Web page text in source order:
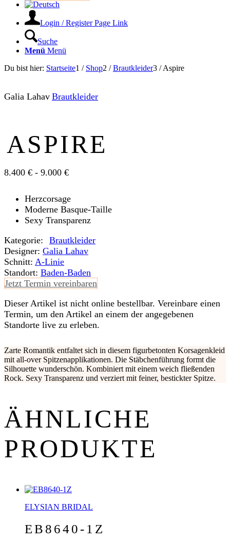
Login / Register Page Link
Suche
Menü Menü
Du bist hier: Startseite1 / Shop2 / Braut­kleider3 / Aspire
Galia Lahav Braut­kleider
ASPIRE
8.400 € - 9.000 €
Herzcorsage
Moderne Basque-Taille
Sexy Transparenz
Kategorie:
Braut­kleider
Designer: Galia Lahav
Schnitt: A-Linie
Standort: Baden-Baden
Jetzt Termin vereinbaren
Dieser Artikel ist nicht online bestellbar. Vereinbare einen
Termin, um den Artikel an einem der angegebenen
Standorte live zu erleben.
Zarte Romantik entfaltet sich in diesem figurbetonten Korsagenkleid
mit all-over Spitzenapplikationen. Die Stäbchenführung formt die
Silhouette wunderschön. Kombiniert mit einem weich fließenden
Rock. Sexy Transparenz und verziert mit feiner, bestickter Spitze.
ÄHNLICHE
PRODUKTE
ELYSIAN BRIDAL
EB8640-1Z